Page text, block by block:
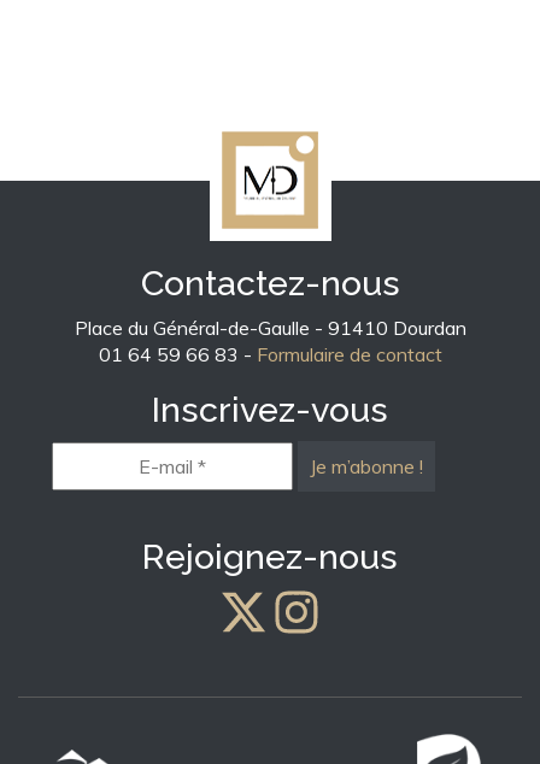
Contactez-nous
Place du Général-de-Gaulle - 91410 Dourdan
01 64 59 66 83 - Formulaire de contact
Inscrivez-vous
mail
*
Rejoignez-nous